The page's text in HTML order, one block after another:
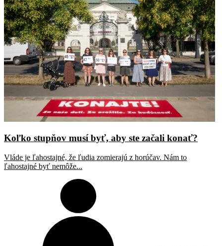
Koľko stupňov musí byť, aby ste začali konať?
Vláde je ľahostajné, že ľudia zomierajú z horúčav. Nám to
ľahostajné byť nemôže...